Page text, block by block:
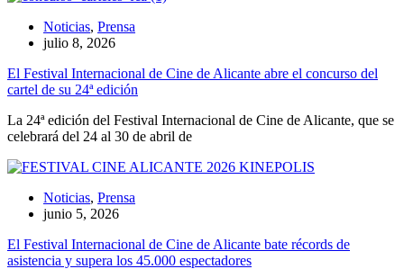
Noticias, Prensa
julio 8, 2026
El Festival Internacional de Cine de Alicante abre el concurso del
cartel de su 24ª edición
La 24ª edición del Festival Internacional de Cine de Alicante, que se
celebrará del 24 al 30 de abril de
Noticias, Prensa
junio 5, 2026
El Festival Internacional de Cine de Alicante bate récords de
asistencia y supera los 45.000 espectadores